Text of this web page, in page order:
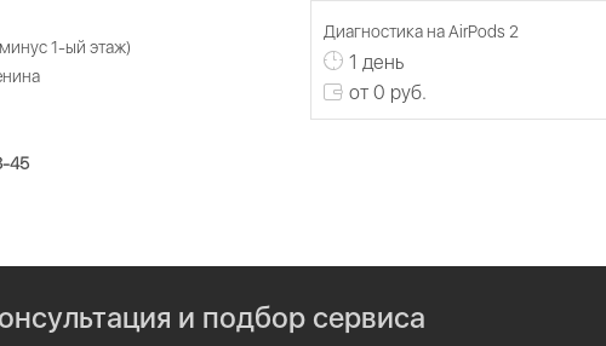
1-ый этаж)
45
Диагностика на AirPods 2
1 день
от 0 руб.
и подбор сервиса